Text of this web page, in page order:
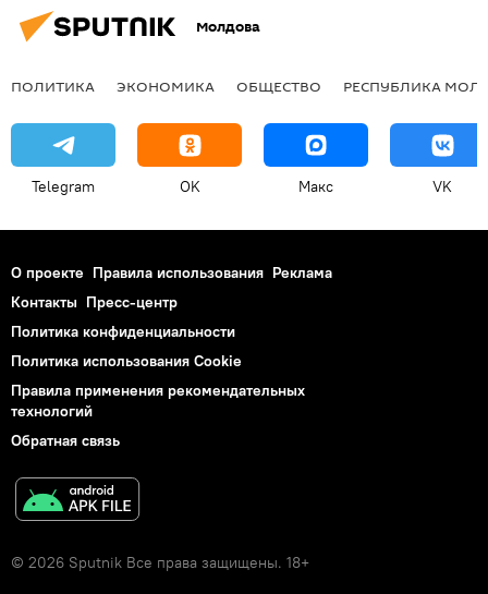
Молдова
ПОЛИТИКА ЭКОНОМИКА ОБЩЕСТВО РЕСПУБЛИКА
Telegram OK Макс VK
О проекте Правила использования Реклама
Контакты Пресс-центр
Политика конфиденциальности
Политика использования Cookie
Правила применения рекомендательных
технологий
Обратная связь
© 2026 Sputnik Все права защищены. 18+